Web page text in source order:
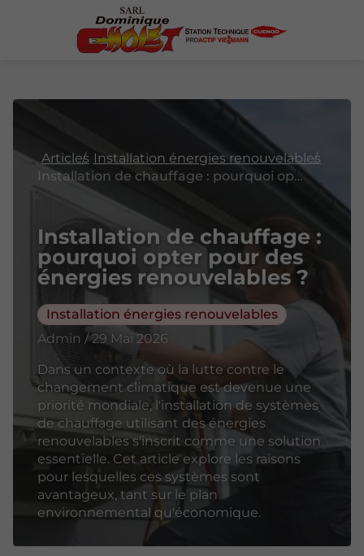
Articles Installation énergies renouvelables
Installation de chauffage : pourquoi opter pour des énergies renouvelables ?
Installation de chauffage :
pourquoi opter pour des
énergies renouvelables ?
Installation énergies renouvelables
Admin / 29 Mai 2026
Dans un contexte où la lutte contre le
changement climatique est devenue une
priorité mondiale, l'installation de systèmes
de chauffage utilisant des énergies
renouvelables s'inscrit comme une solution
essentielle. Cet article explore les raisons
pour lesquelles ces systèmes sont
avantageux, tant sur le plan
environnemental qu'économique.